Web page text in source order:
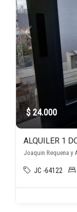
$ 24.000
ALQUILER 1
Joaquin Requena y
JC -64122